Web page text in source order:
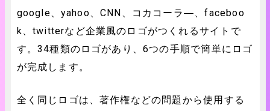
google、yahoo、CNN、コカコーラ―、faceboo
k、twitterなど企業風のロゴがつくれるサイトで
す。34種類のロゴがあり、6つの手順で簡単にロゴ
が完成します。
全く同じロゴは、著作権などの問題から使用する